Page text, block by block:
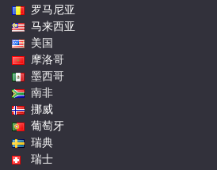
罗马尼亚
马来西亚
美国
摩洛哥
墨西哥
南非
挪威
葡萄牙
瑞典
瑞士